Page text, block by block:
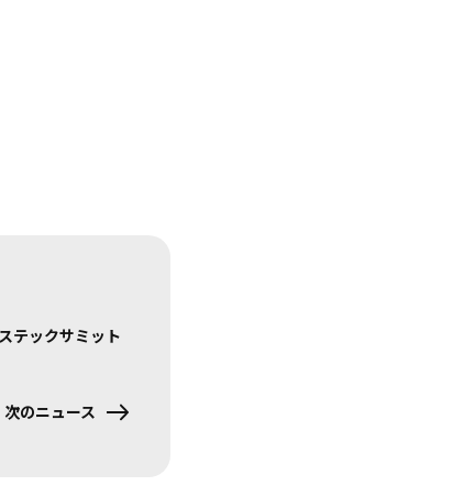
テックサミット
次のニュース